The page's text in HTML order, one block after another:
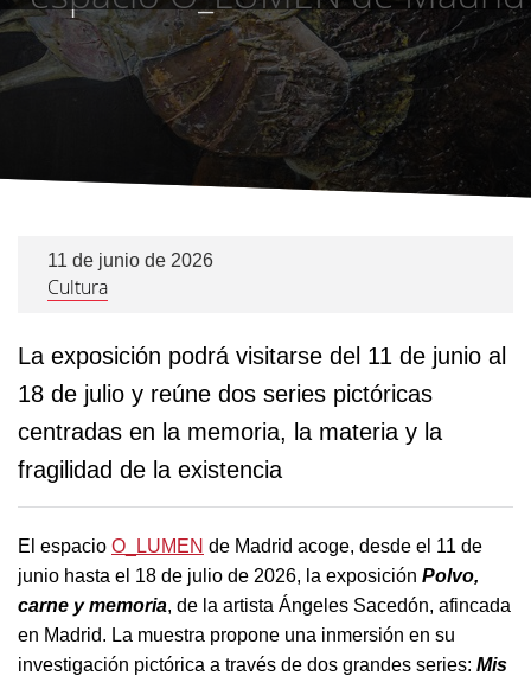
11 de junio de 2026
Cultura
La exposición podrá visitarse del 11 de junio al
18 de julio y reúne dos series pictóricas
centradas en la memoria, la materia y la
fragilidad de la existencia
El espacio O_LUMEN de Madrid acoge, desde el 11 de
junio hasta el 18 de julio de 2026, la exposición Polvo,
carne y memoria, de la artista Ángeles Sacedón, afincada
en Madrid. La muestra propone una inmersión en su
investigación pictórica a través de dos grandes series: Mis